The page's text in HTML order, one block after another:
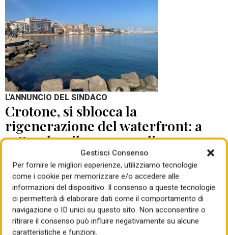
Gestisci Consenso
Per fornire le migliori esperienze, utilizziamo tecnologie
come i cookie per memorizzare e/o accedere alle
informazioni del dispositivo. Il consenso a queste tecnologie
ci permetterà di elaborare dati come il comportamento di
navigazione o ID unici su questo sito. Non acconsentire o
ritirare il consenso può influire negativamente su alcune
caratteristiche e funzioni.
L'ANNUNCIO DEL SINDACO
Crotone, si sblocca la
rigenerazione del waterfront: a
settembre il concorso di
progettazione
05 Ago 2026 di Mauro Giansante